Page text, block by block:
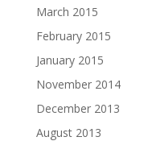
March 2015
February 2015
January 2015
November 2014
December 2013
August 2013